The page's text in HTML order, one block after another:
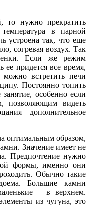
то нужно прекратить
в парной
устроена так, что еще
согревая воздух. Так
Если же режим
ее придется все время,
можно встретить печи
Постоянно топить
занятие, особенно если
позволяющим видеть
дополнительное
оптимальным образом,
Значение имеет не
Предпочтение нужно
формы, именно они
Обычно такие
Большие камни
– в верхнем.
из чугуна, это